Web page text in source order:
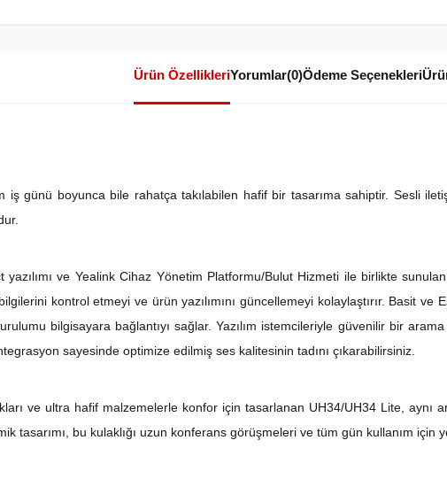
Ürün ÖzellikleriYorumlar(0)Ödeme Seçenekleri
iş günü boyunca bile rahatça takılabilen hafif bir tasarıma sahiptir. Sesli
yazılımı ve Yealink Cihaz Yönetim Platformu/Bulut Hizmeti ile birlikte
kontrol etmeyi ve ürün yazılımını güncellemeyi kolaylaştırır. Basit ve
bilgisayara bağlantıyı sağlar. Yazılım istemcileriyle güvenilir bir
sayesinde optimize edilmiş ses kalitesinin tadını çıkarabilirsiniz.
ve ultra hafif malzemelerle konfor için tasarlanan UH34/UH34 Lite, aynı
tasarımı, bu kulaklığı uzun konferans görüşmeleri ve tüm gün kullanım için